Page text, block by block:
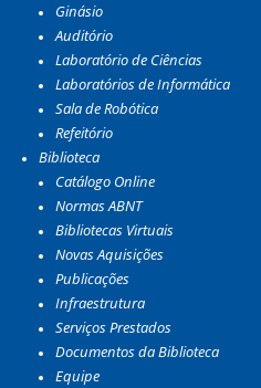
Ginásio
Auditório
Laboratório de Ciências
Laboratórios de Informática
Sala de Robótica
Refeitório
Biblioteca
Catálogo Online
Normas ABNT
Bibliotecas Virtuais
Novas Aquisições
Publicações
Infraestrutura
Serviços Prestados
Documentos da Biblioteca
Equipe